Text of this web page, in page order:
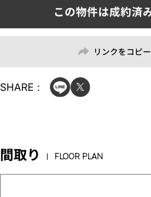
リンクをコピー
SHARE：
間取り FLOOR PLAN